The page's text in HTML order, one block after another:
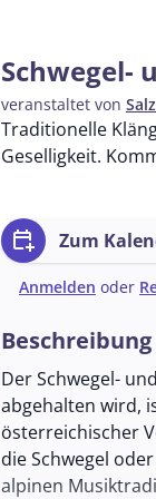
Schwegel-
veranstaltet von
Traditionelle
Geselligkeit.
calendar_add_on Zum
Anmelden oder
Beschreibung
Der Schwegel-
abgehalten wird,
österreichischer
die Schwegel
alpinen